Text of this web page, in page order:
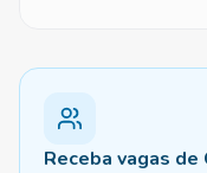
Receba vagas